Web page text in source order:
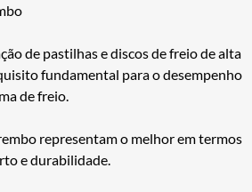
de pastilhas e discos de freio de alta
fundamental para o desempenho
de freio.
representam o melhor em termos
e durabilidade.